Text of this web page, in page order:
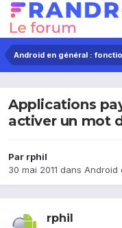
Android en général :
Applications
activer un mot
Par rphil
30 mai 2011 dans Android
rphil